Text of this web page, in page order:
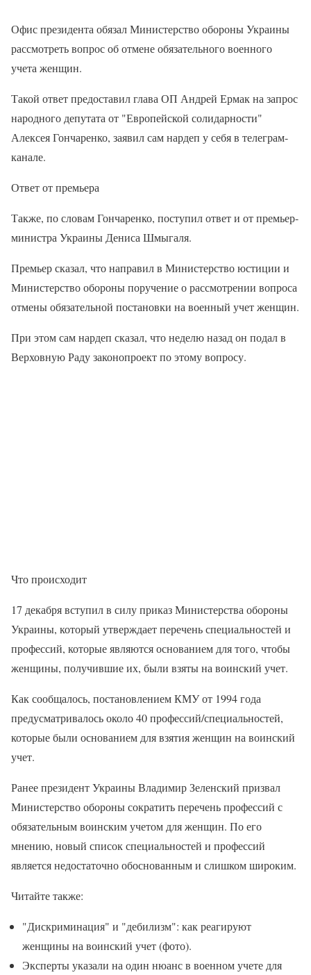
Офис президента обязал Министерство обороны Украины
рассмотреть вопрос об отмене обязательного военного
учета женщин.
Такой ответ предоставил глава ОП Андрей Ермак на запрос
народного депутата от "Европейской солидарности"
Алексея Гончаренко, заявил сам нардеп у себя в телеграм-
канале.
Ответ от премьера
Также, по словам Гончаренко, поступил ответ и от премьер-
министра Украины Дениса Шмыгаля.
Премьер сказал, что направил в Министерство юстиции и
Министерство обороны поручение о рассмотрении вопроса
отмены обязательной постановки на военный учет женщин.
При этом сам нардеп сказал, что неделю назад он подал в
Верховную Раду законопроект по этому вопросу.
Что происходит
17 декабря вступил в силу приказ Министерства обороны
Украины, который утверждает перечень специальностей и
профессий, которые являются основанием для того, чтобы
женщины, получившие их, были взяты на воинский учет.
Как сообщалось, постановлением КМУ от 1994 года
предусматривалось около 40 профессий/специальностей,
которые были основанием для взятия женщин на воинский
учет.
Ранее президент Украины Владимир Зеленский призвал
Министерство обороны сократить перечень профессий с
обязательным воинским учетом для женщин. По его
мнению, новый список специальностей и профессий
является недостаточно обоснованным и слишком широким.
Читайте также:
"Дискриминация" и "дебилизм": как реагируют
женщины на воинский учет (фото).
Эксперты указали на один нюанс в военном учете для